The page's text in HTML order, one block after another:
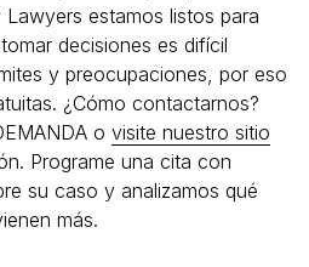
estamos listos para
decisiones es difícil
y preocupaciones, por eso
¿Cómo contactarnos?
o visite nuestro sitio
Programe una cita con
su caso y analizamos qué
más.